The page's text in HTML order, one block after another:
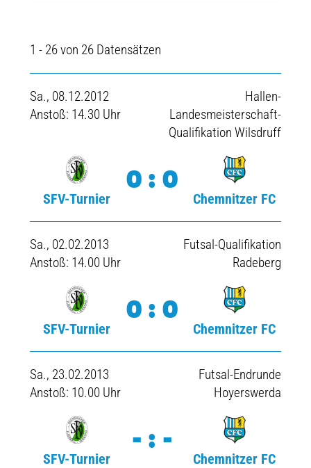
1 - 26 von 26 Datensätzen
Sa., 08.12.2012
Anstoß: 14.30 Uhr
Hallen-
Landesmeisterschaft-
Qualifikation Wilsdruff
SFV-Turnier
0:0
Chemnitzer FC
Sa., 02.02.2013
Anstoß: 14.00 Uhr
Futsal-Qualifikation
Radeberg
SFV-Turnier
0:0
Chemnitzer FC
Sa., 23.02.2013
Anstoß: 10.00 Uhr
Futsal-Endrunde
Hoyerswerda
SFV-Turnier
-:-
Chemnitzer FC